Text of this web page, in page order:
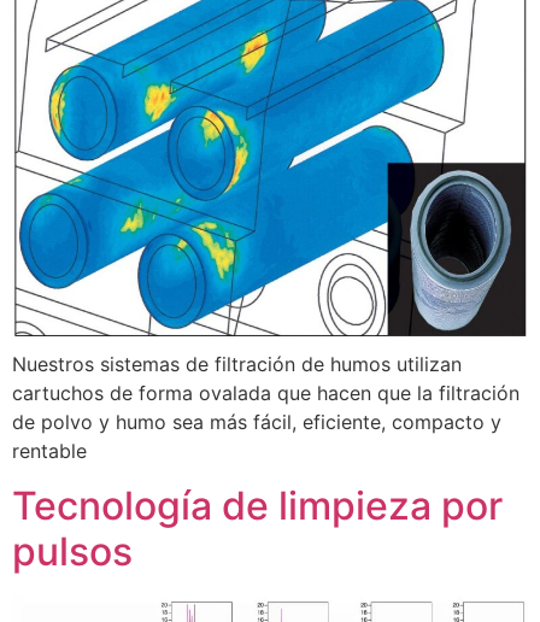
Nuestros sistemas de filtración de humos utilizan
cartuchos de forma ovalada que hacen que la filtración
de polvo y humo sea más fácil, eficiente, compacto y
rentable
Tecnología de limpieza por
pulsos